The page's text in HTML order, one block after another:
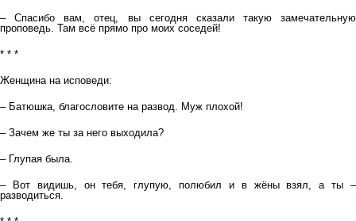
– Спасибо вам, отец, вы сегодня сказали такую замечательную
проповедь. Там всё прямо про моих соседей!
* * *
Женщина на исповеди:
– Батюшка, благословите на развод. Муж плохой!
– Зачем же ты за него выходила?
– Глупая была.
– Вот видишь, он тебя, глупую, полюбил и в жёны взял, а ты –
разводиться.